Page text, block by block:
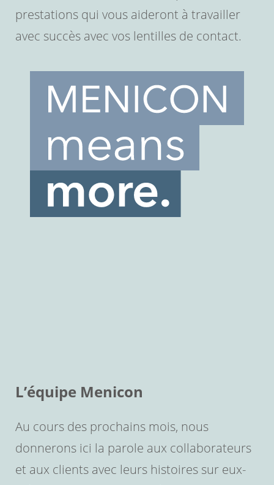
prestations qui vous aideront à travailler
avec succès avec vos lentilles de contact.
L’équipe Menicon
Au cours des prochains mois, nous
donnerons ici la parole aux collaborateurs
et aux clients avec leurs histoires sur eux-